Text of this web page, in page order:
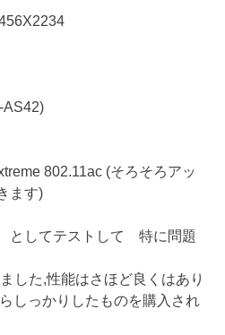
AS42)
802.11ac (そろそろアッ
ます)
としてテストして 特に問題
した,性能はさほど良くはあり
しっかりしたものを購入され